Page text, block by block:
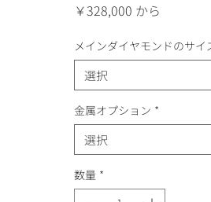
￥328,000
メインダイヤモンドのサ
選択
金属オプション *
選択
数量 *